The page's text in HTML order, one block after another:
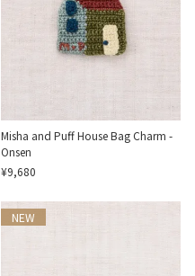
Misha and Puff House Bag Charm -
Onsen
¥9,680
NEW